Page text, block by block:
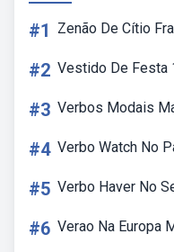
#1 Zenão De Cítio
#2 Vestido De Festa
#3 Verbos Modais
#4 Verbo Watch No
#5 Verbo Haver No
#6 Verao Na Europa